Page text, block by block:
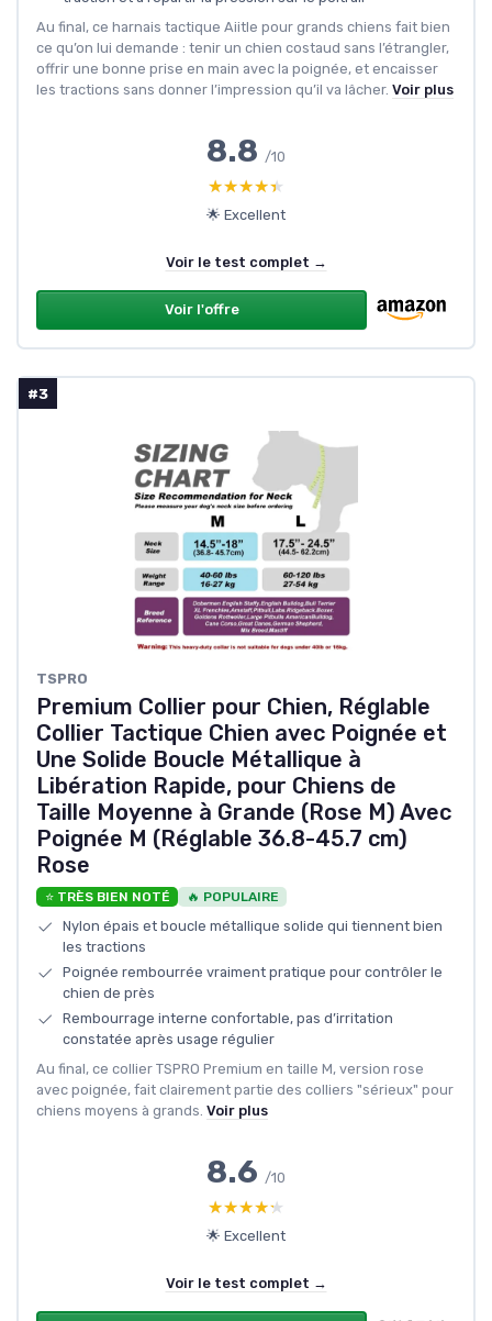
Au final, ce harnais tactique Aiitle pour grands chiens fait bien
ce qu’on lui demande : tenir un chien costaud sans l’étrangler,
offrir une bonne prise en main avec la poignée, et encaisser
les tractions sans donner l’impression qu’il va lâcher. Voir plus
8.8 /10
★★★★★
★★★★★
🌟 Excellent
Voir le test complet →
Voir l'offre
#3
TSPRO
Premium Collier pour Chien, Réglable
Collier Tactique Chien avec Poignée et
Une Solide Boucle Métallique à
Libération Rapide, pour Chiens de
Taille Moyenne à Grande (Rose M) Avec
Poignée M (Réglable 36.8-45.7 cm)
Rose
⭐ TRÈS BIEN NOTÉ 🔥 POPULAIRE
Nylon épais et boucle métallique solide qui tiennent bien
les tractions
Poignée rembourrée vraiment pratique pour contrôler le
chien de près
Rembourrage interne confortable, pas d’irritation
constatée après usage régulier
Au final, ce collier TSPRO Premium en taille M, version rose
avec poignée, fait clairement partie des colliers "sérieux" pour
chiens moyens à grands. Voir plus
8.6 /10
★★★★★
★★★★★
🌟 Excellent
Voir le test complet →